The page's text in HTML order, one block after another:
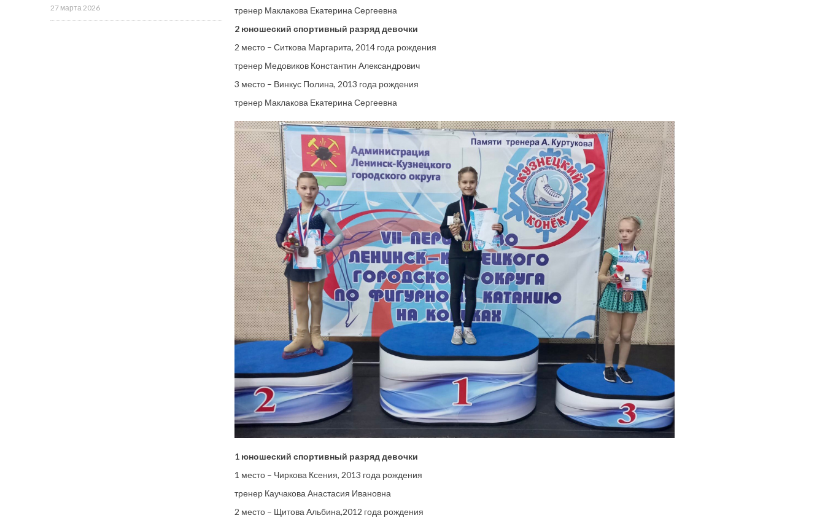
тренер Маклакова Екатерина Сергеевна
2 юношеский спортивный разряд девочки
2 место – Ситкова Маргарита, 2014 года рождения
тренер Медовиков Константин Александрович
3 место – Винкус Полина, 2013 года рождения
тренер Маклакова Екатерина Сергеевна
1 юношеский спортивный разряд девочки
1 место – Чиркова Ксения, 2013 года рождения
тренер Каучакова Анастасия Ивановна
2 место – Щитова Альбина,2012 года рождения
27 марта 2026